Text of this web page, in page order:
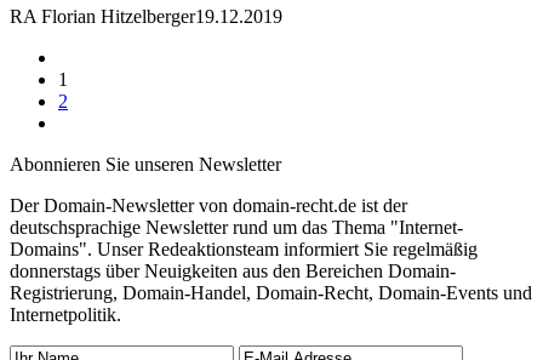
RA Florian Hitzelberger19.12.2019
1
2
Abonnieren Sie unseren Newsletter
Der Domain-Newsletter von domain-recht.de ist der
deutschsprachige Newsletter rund um das Thema "Internet-
Domains". Unser Redeaktionsteam informiert Sie regelmäßig
donnerstags über Neuigkeiten aus den Bereichen Domain-
Registrierung, Domain-Handel, Domain-Recht, Domain-Events und
Internetpolitik.